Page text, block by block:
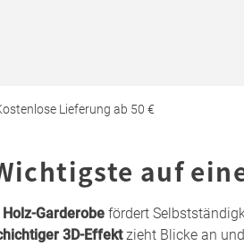
Lieferung ab 50 €
auf
Garderobe fördert
3D-Effektzieht Blicke an